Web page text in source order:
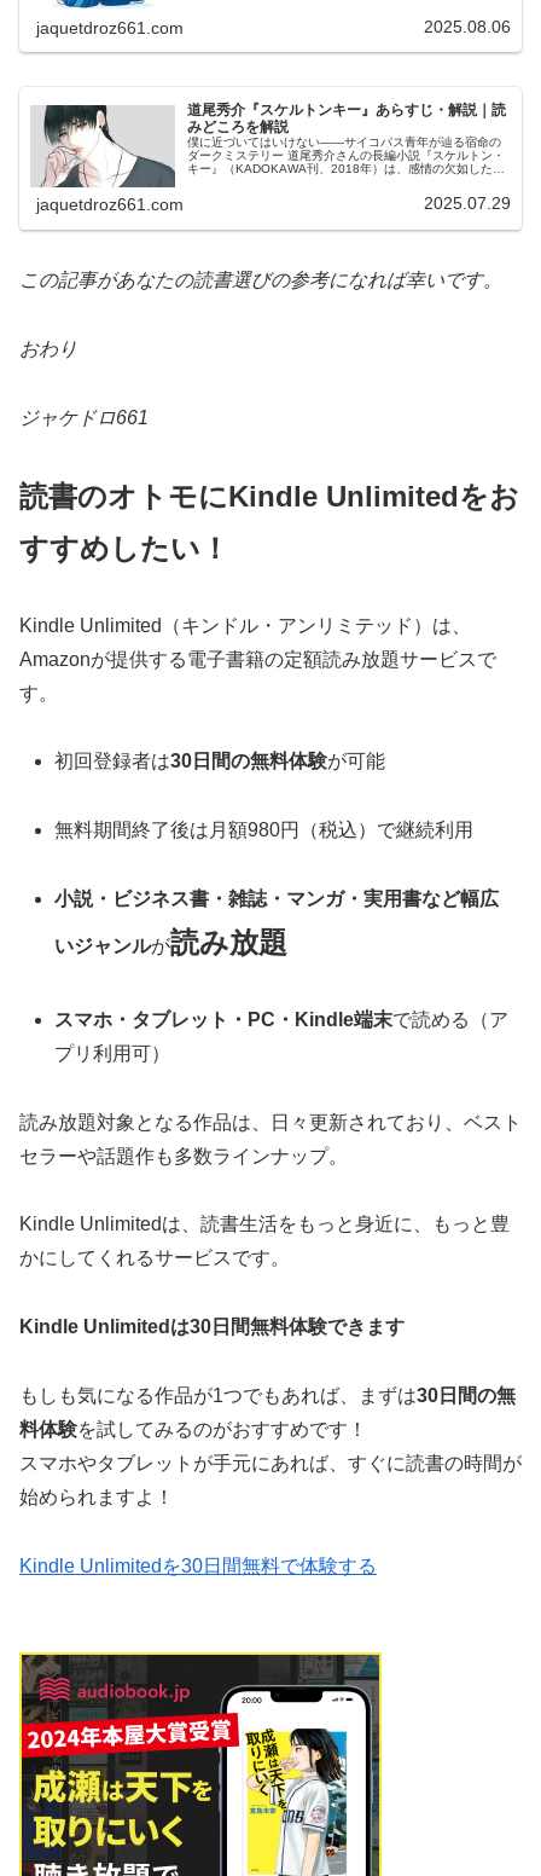
jaquetdroz661.com 2025.08.06
道尾秀介『スケルトンキー』あらすじ・解説｜読
みどころを解説
僕に近づいてはいけない――サイコパス青年が辿る宿命の
ダークミステリー 道尾秀介さんの長編小説『スケルトン・
キー』（KADOKAWA刊、2018年）は、感情の欠如した主
jaquetdroz661.com 2025.07.29
この記事があなたの読書選びの参考になれば幸いです。
おわり
ジャケドロ661
読書のオトモにKindle Unlimitedをお
すすめしたい！
Kindle Unlimited（キンドル・アンリミテッド）は、
Amazonが提供する電子書籍の定額読み放題サービスで
す。
初回登録者は30日間の無料体験が可能
無料期間終了後は月額980円（税込）で継続利用
小説・ビジネス書・雑誌・マンガ・実用書など幅広
いジャンルが読み放題
スマホ・タブレット・PC・Kindle端末で読める（ア
プリ利用可）
読み放題対象となる作品は、日々更新されており、ベスト
セラーや話題作も多数ラインナップ。
Kindle Unlimitedは、読書生活をもっと身近に、もっと豊
かにしてくれるサービスです。
Kindle Unlimitedは30日間無料体験できます
もしも気になる作品が1つでもあれば、まずは30日間の無
料体験を試してみるのがおすすめです！
スマホやタブレットが手元にあれば、すぐに読書の時間が
始められますよ！
Kindle Unlimitedを30日間無料で体験する